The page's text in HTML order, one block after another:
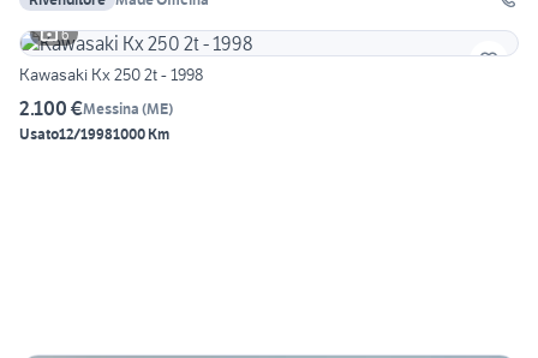
6
Kawasaki Kx 250 2t - 1998
2.100 €Messina (ME)
Usato12/19981000 Km